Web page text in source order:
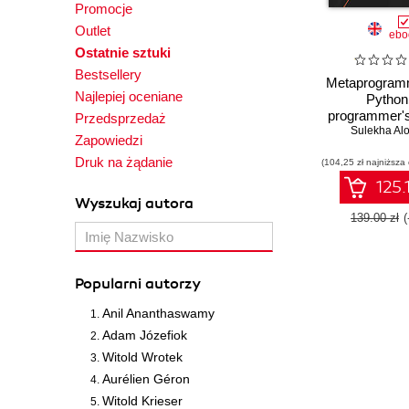
Promocje
Outlet
Ostatnie sztuki
Bestsellery
Najlepiej oceniane
Przedsprzedaż
Zapowiedzi
Druk na żądanie
Wyszukaj autora
Popularni autorzy
Anil Ananthaswamy
Adam Józefiok
Witold Wrotek
Aurélien Géron
Witold Krieser
writingSulekha
(104,25 zł
139.00 zł